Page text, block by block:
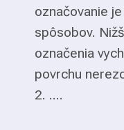
označovanie
spôsobov.
označenia
povrchu
2. ....